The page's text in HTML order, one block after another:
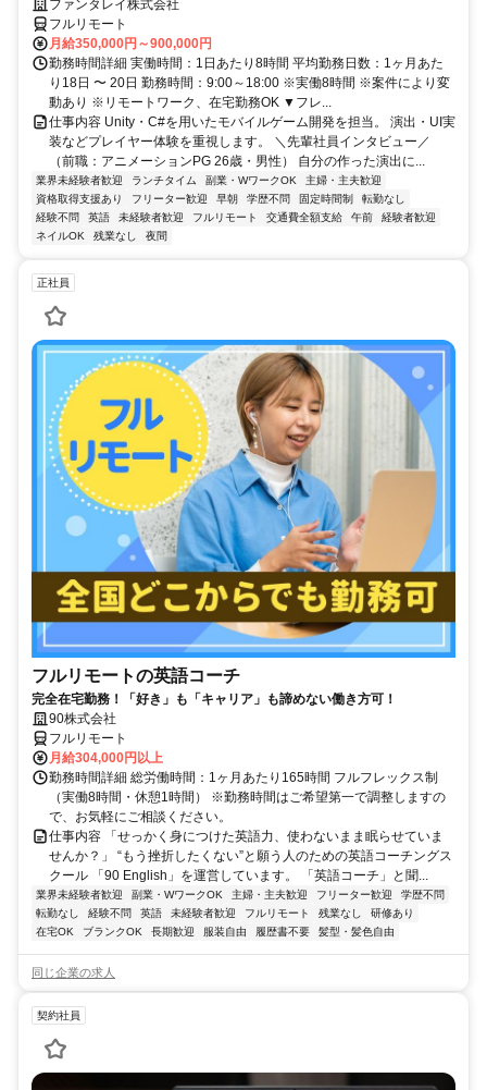
ファンタレイ株式会社
フルリモート
月給350,000円～900,000円
勤務時間詳細 実働時間：1日あたり8時間 平均勤務日数：1ヶ月あた
り18日 〜 20日 勤務時間：9:00～18:00 ※実働8時間 ※案件により変
動あり ※リモートワーク、在宅勤務OK ▼フレ...
仕事内容 Unity・C#を用いたモバイルゲーム開発を担当。 演出・UI実
装などプレイヤー体験を重視します。 ＼先輩社員インタビュー／
（前職：アニメーションPG 26歳・男性） 自分の作った演出に...
業界未経験者歓迎 ランチタイム 副業・WワークOK
主婦・主夫歓迎
資格取得支援あり
フリーター歓迎 早朝 学歴不問 固定時間制
転勤なし
経験不問
英語 未経験者歓迎 フルリモート 交通費全額支給 午前
経験者歓迎
ネイルOK
残業なし 夜間
正社員
フルリモートの英語コーチ
完全在宅勤務！「好き」も「キャリア」も諦めない働き方可！
90株式会社
フルリモート
月給304,000円以上
勤務時間詳細 総労働時間：1ヶ月あたり165時間 フルフレックス制
（実働8時間・休憩1時間） ※勤務時間はご希望第一で調整しますの
で、お気軽にご相談ください。
仕事内容 「せっかく身につけた英語力、使わないまま眠らせていま
せんか？」 “もう挫折したくない”と願う人のための英語コーチングス
クール 「90 English」を運営しています。 「英語コーチ」と聞...
業界未経験者歓迎 副業・WワークOK 主婦・主夫歓迎 フリーター歓迎
学歴不問
転勤なし
経験不問 英語 未経験者歓迎 フルリモート 残業なし
研修あり
在宅OK
ブランクOK 長期歓迎 服装自由 履歴書不要 髪型・髪色自由
同じ企業の求人
契約社員